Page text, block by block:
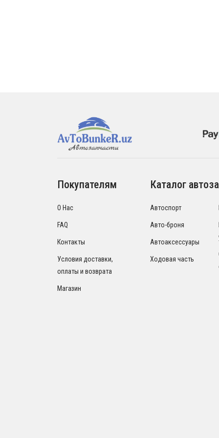
Покупателям
О Нас
FAQ
Контакты
Условия доставки,
оплаты и возврата
Магазин
Каталог
Автоспорт
Авто-броня
Автоаксессуары
Ходовая часть